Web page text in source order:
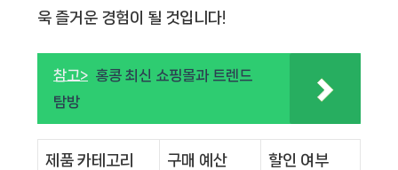
욱 즐거운 경험이 될 것입니다!
참고> 홍콩 최신 쇼핑몰과 트렌드
탐방
제품 카테고리 구매 예산 할인 여부